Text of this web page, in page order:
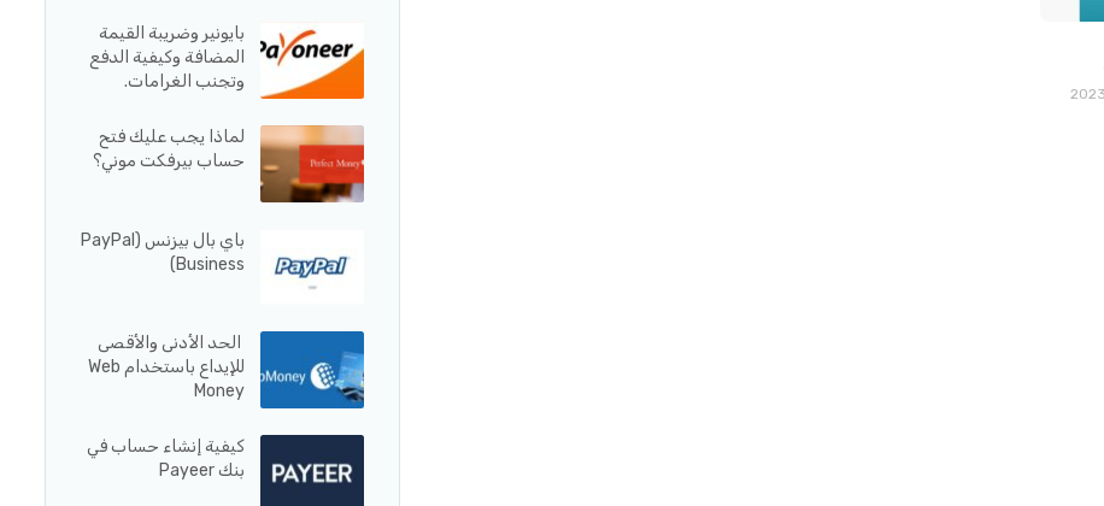
بايونير وضريبة القيمة
المضافة وكيفية الدفع
وتجنب الغرامات.
لماذا يجب عليك فتح
حساب بيرفكت موني؟
باي بال بيزنس (PayPal
Business)
الحد الأدنى والأقصى
للإيداع باستخدام Web
Money
كيفية إنشاء حساب في
بنك Payeer